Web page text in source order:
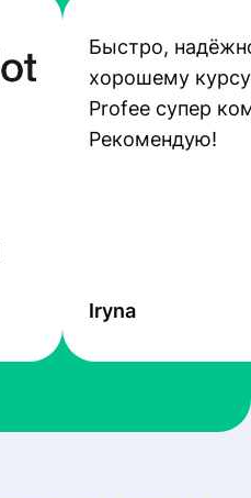
Быстро,
хорошему
Profee супер
Рекомендую!
Iryna